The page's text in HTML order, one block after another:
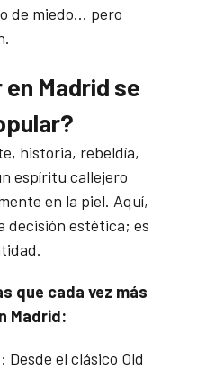
de miedo… pero
Madrid se
historia, rebeldía,
espíritu callejero
en la piel. Aquí,
decisión estética; es
que cada vez más
Madrid:
: Desde el clásico Old